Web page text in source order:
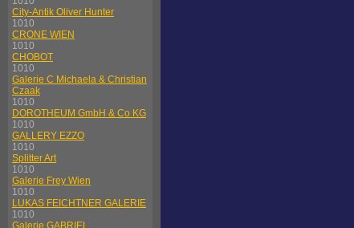
City-Antik Oliver Hunter
1010
CRONE WIEN
1010
CHOBOT
1010
Galerie C Michaela & Christian
Czaak
1010
DOROTHEUM GmbH & Co KG
1010
GALLERY EZZO
1010
Splitter Art
1010
Galerie Frey Wien
1010
LUKAS FEICHTNER GALERIE
1010
Galerie GABRIEL